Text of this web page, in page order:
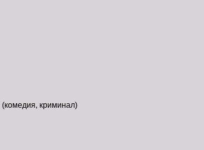
(комедия, криминал)